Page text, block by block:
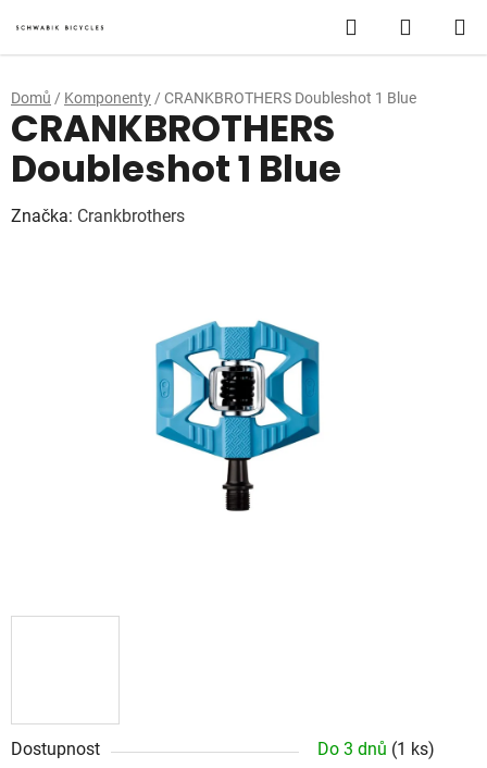
na
obsah
Hledat
KOŠÍK
Domů / Komponenty / CRANKBROTHERS Doubleshot 1 Blue
Dostupnost Do 3 dnů (1 ks)
CRANKBROTHERS
Doubleshot 1 Blue
Značka: Crankbrothers